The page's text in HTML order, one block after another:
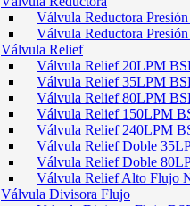
Válvula Reductora
Válvula Reductora
Válvula Relief
Válvula Relief 20LPM
Válvula Relief 35LPM
Válvula Relief 80LPM
Válvula Relief 150LPM
Válvula Relief 240LPM
Válvula Relief Doble
Válvula Relief Doble
Válvula Relief Alto Flujo
Válvula Divisora Flujo